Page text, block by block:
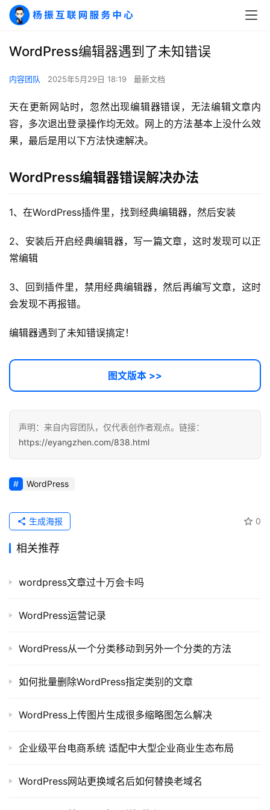
I
干
群
运
营
录
程
软
件
应
用
服
项
示
开
代
用
登录
WordPress编辑器遇到了未知错误
内容团队 2025年5月29日 18:19 最新文档
天在更新网站时，忽然出现编辑器错误，无法编辑文章内
容，多次退出登录操作均无效。网上的方法基本上没什么效
果，最后是用以下方法快速解决。
WordPress编辑器错误解决办法
1、在WordPress插件里，找到经典编辑器，然后安装
2、安装后开启经典编辑器，写一篇文章，这时发现可以正
常编辑
3、回到插件里，禁用经典编辑器，然后再编写文章，这时
会发现不再报错。
编辑器遇到了未知错误搞定！
图文版本 >>
声明：来自内容团队，仅代表创作者观点。链接：
https://eyangzhen.com/838.html
WordPress
0
生成海报
相关推荐
wordpress文章过十万会卡吗
WordPress运营记录
WordPress从一个分类移动到另外一个分类的方法
如何批量删除WordPress指定类别的文章
WordPress上传图片生成很多缩略图怎么解决
企业级平台电商系统 适配中大型企业商业生态布局
WordPress网站更换域名后如何替换老域名